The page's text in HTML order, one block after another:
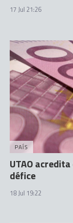
17 Jul 21:26
PAÍS
UTAO
défice
18 Jul 19:22